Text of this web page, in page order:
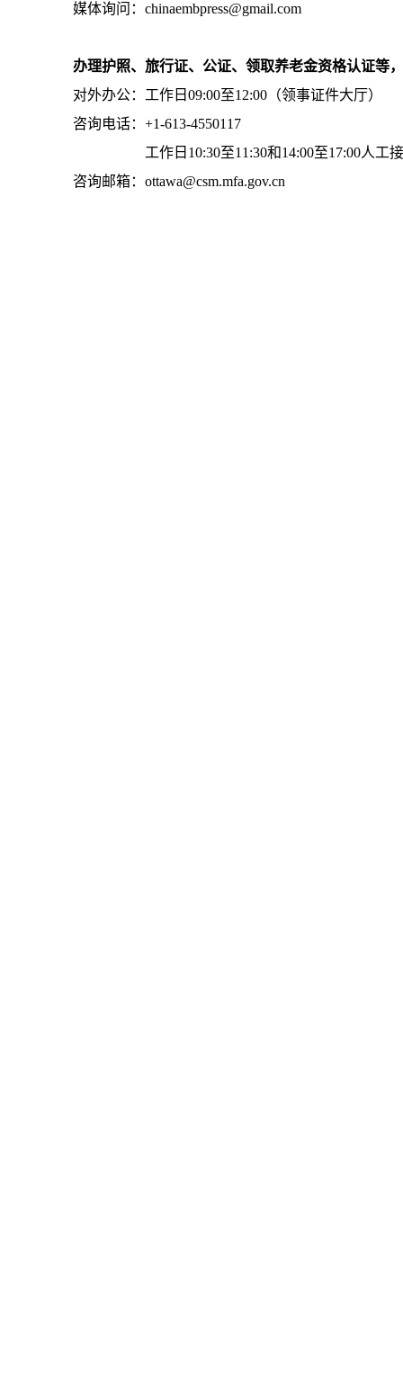
媒体询问：chinaembpress@gmail.com
办理护照、旅行证、公证、领取养老金资格认证等
对外办公：工作日09:00至12:00（领事证件大厅）
咨询电话：+1-613-4550117
工作日10:30至11:30和14:00至17:00人工
咨询邮箱：ottawa@csm.mfa.gov.cn